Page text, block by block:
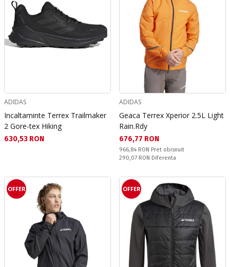
ADIDAS
Incaltaminte Terrex Trailmaker
2 Gore-tex Hiking
Текуща цена:
630,53 RON
ADIDAS
Geaca Terrex Xperior 2.5L Light
Rain.Rdy
Текуща цена:
676,77 RON
Pret obisnuit:
966,84 RON Pret obisnuit
Спестявате:
290,07 RON Diferenta
OFFER OFFER